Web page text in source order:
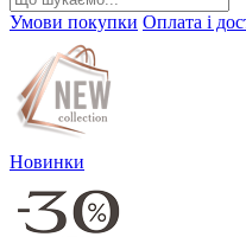
Умови покупки Оплата і
Новинки